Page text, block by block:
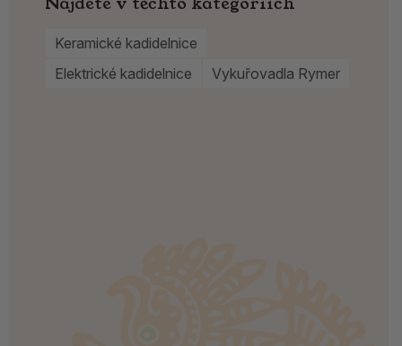
Keramické kadidelnice
Elektrické kadidelnice
Vykuřovadla Rymer